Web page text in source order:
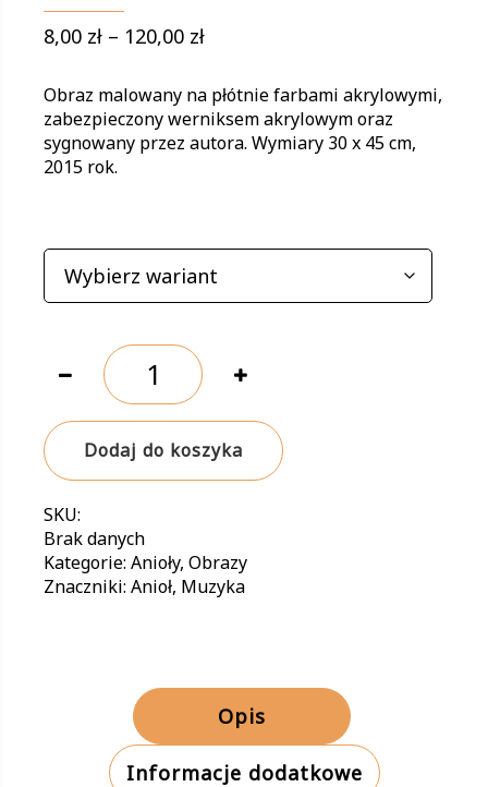
8,00 zł – 120,00 złZakres
od
8,00 zł
do
Obraz malowany na płótnie farbami akrylowymi,
zabezpieczony werniksem akrylowym oraz
sygnowany przez autora. Wymiary 30 x 45 cm,
2015 rok.
Kto
nadzieją,
tańczy
bez
Dodaj do koszyka
SKU:
Brak danych
Kategorie:Anioły,Obrazy
Znaczniki:Anioł, Muzyka
Opis
Informacje dodatkowe